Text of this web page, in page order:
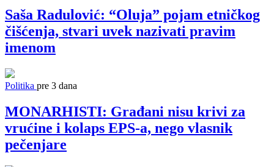
Saša Radulović: “Oluja” pojam etničkog
čišćenja, stvari uvek nazivati pravim
imenom
Politika pre 3 dana
MONARHISTI: Građani nisu krivi za
vrućine i kolaps EPS-a, nego vlasnik
pečenjare